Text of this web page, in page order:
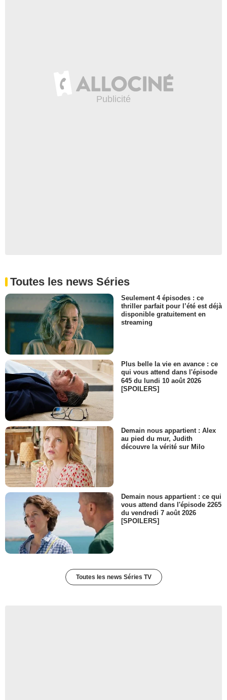
Toutes les news Séries
Seulement 4 épisodes : ce
thriller parfait pour l’été est déjà
disponible gratuitement en
streaming
Plus belle la vie en avance : ce
qui vous attend dans l'épisode
645 du lundi 10 août 2026
[SPOILERS]
Demain nous appartient : Alex
au pied du mur, Judith
découvre la vérité sur Milo
Demain nous appartient : ce qui
vous attend dans l'épisode 2265
du vendredi 7 août 2026
[SPOILERS]
Toutes les news Séries TV